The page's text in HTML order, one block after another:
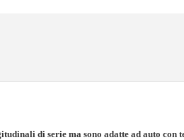
di serie ma sono adatte ad auto con